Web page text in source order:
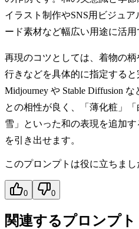
イラスト制作やSNS用ビジュ
ード素材など幅広い用途に活用
再現のコツとしては、着物の
行きなどを具体的に指定すると
Midjourney や Stable Diffusion
との相性が良く、「薄化粧」
雪」といった和の表現を追加
を引き出せます。
このプロンプトは役に立ちまし
0 0
関連するプロンプト